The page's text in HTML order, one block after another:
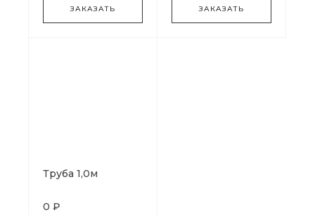
ЗАКАЗАТЬ ЗАКАЗАТЬ
Труба 1,0м
0 ₽